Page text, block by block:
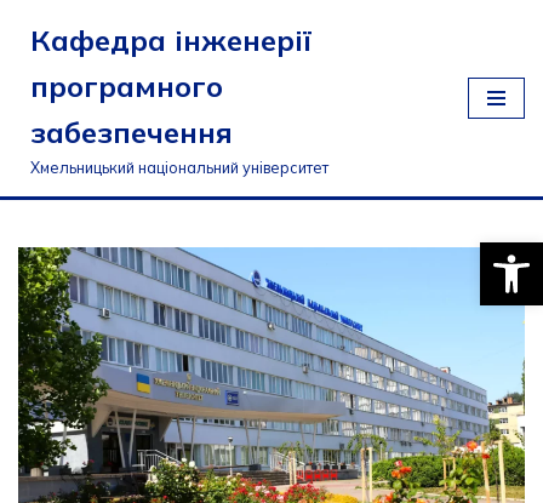
Перейти
до
вмісту
Кафедра інженерії
програмного
забезпечення
Хмельницький національний університет